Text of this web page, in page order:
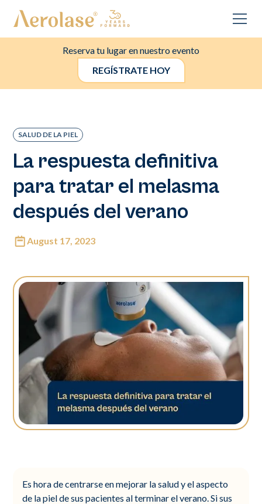
Reserva tu lugar en nuestro evento
REGÍSTRATE HOY
SALUD DE LA PIEL
La respuesta definitiva
para tratar el melasma
después del verano
August 17, 2023
Es hora de centrarse en mejorar la salud y el aspecto
de la piel de sus pacientes al terminar el verano. Si sus